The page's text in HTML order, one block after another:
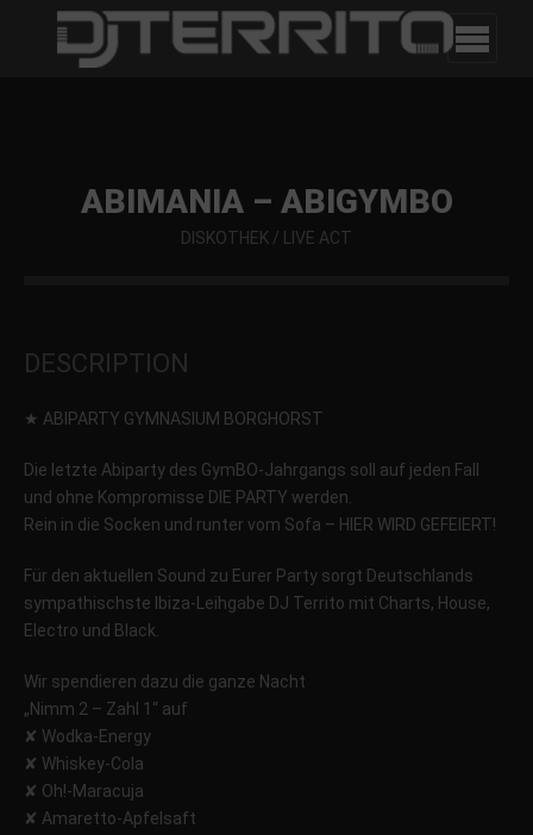
ABIMANIA – ABIGYMBO
DISKOTHEK / LIVE ACT
DESCRIPTION
★ ABIPARTY GYMNASIUM BORGHORST
Die letzte Abiparty des GymBO-Jahrgangs soll auf jeden Fall
und ohne Kompromisse DIE PARTY werden.
Rein in die Socken und runter vom Sofa – HIER WIRD GEFEIERT!
Für den aktuellen Sound zu Eurer Party sorgt Deutschlands
sympathischste Ibiza-Leihgabe DJ Territo mit Charts, House,
Electro und Black.
Wir spendieren dazu die ganze Nacht
„Nimm 2 – Zahl 1“ auf
✘ Wodka-Energy
✘ Whiskey-Cola
✘ Oh!-Maracuja
✘ Amaretto-Apfelsaft